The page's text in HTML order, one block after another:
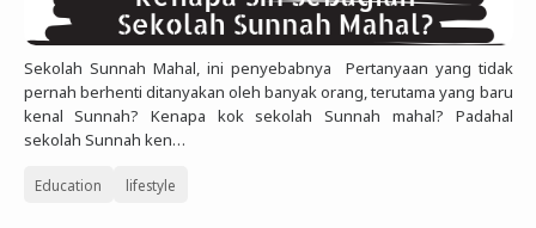
Sekolah Sunnah Mahal, ini penyebabnya Pertanyaan yang tidak
pernah berhenti ditanyakan oleh banyak orang, terutama yang baru
kenal Sunnah? Kenapa kok sekolah Sunnah mahal? Padahal
sekolah Sunnah ken…
Education lifestyle